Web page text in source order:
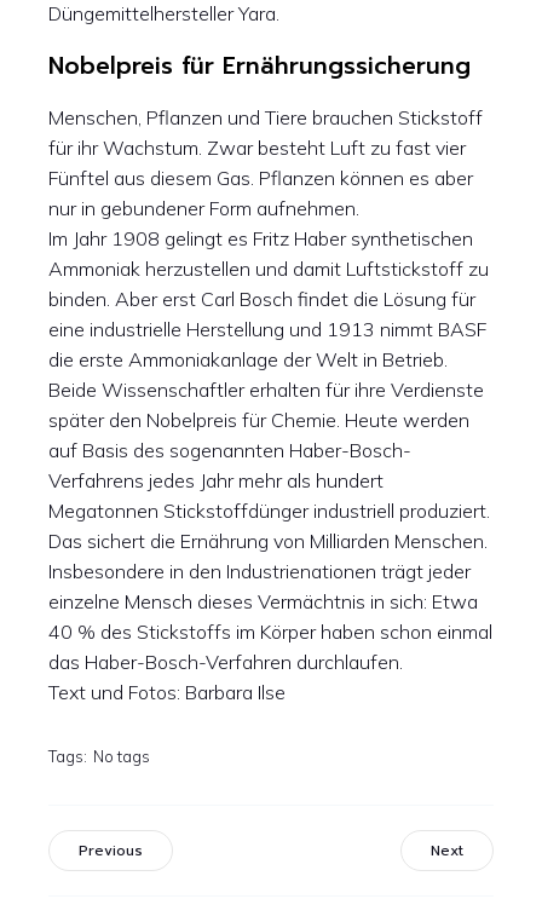
Düngemittelhersteller Yara.
Nobelpreis für Ernährungssicherung
Menschen, Pflanzen und Tiere brauchen Stickstoff
für ihr Wachstum. Zwar besteht Luft zu fast vier
Fünftel aus diesem Gas. Pflanzen können es aber
nur in gebundener Form aufnehmen.
Im Jahr 1908 gelingt es Fritz Haber synthetischen
Ammoniak herzustellen und damit Luftstickstoff zu
binden. Aber erst Carl Bosch findet die Lösung für
eine industrielle Herstellung und 1913 nimmt BASF
die erste Ammoniakanlage der Welt in Betrieb.
Beide Wissenschaftler erhalten für ihre Verdienste
später den Nobelpreis für Chemie. Heute werden
auf Basis des sogenannten Haber-Bosch-
Verfahrens jedes Jahr mehr als hundert
Megatonnen Stickstoffdünger industriell produziert.
Das sichert die Ernährung von Milliarden Menschen.
Insbesondere in den Industrienationen trägt jeder
einzelne Mensch dieses Vermächtnis in sich: Etwa
40 % des Stickstoffs im Körper haben schon einmal
das Haber-Bosch-Verfahren durchlaufen.
Text und Fotos: Barbara Ilse
Tags: No tags
Previous Next